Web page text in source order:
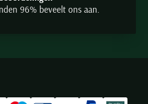
96% beveelt ons aan.